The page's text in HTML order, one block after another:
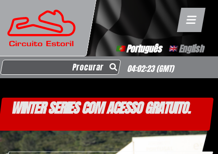
Português English
Search for: 04:02:23(GMT)
WINTER SERIES COM ACESSO GRATUITO.